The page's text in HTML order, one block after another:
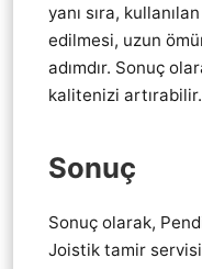
yanı sıra,
edilmesi, uzun
adımdır. Sonuç
kalitenizi artırabilir.
Sonuç
Sonuç olarak,
Joistik tamir